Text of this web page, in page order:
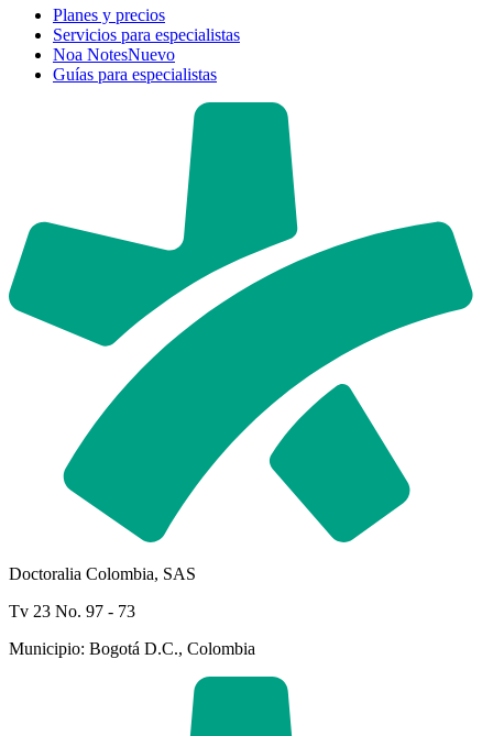
Planes y precios
Servicios para especialistas
Noa NotesNuevo
Guías para especialistas
Doctoralia Colombia, SAS
Tv 23 No. 97 - 73
Municipio: Bogotá D.C., Colombia